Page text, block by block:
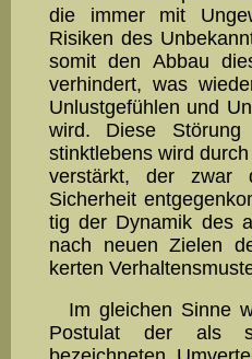
die immer mit
Risiken des
somit den Abbau
verhindert, was
Unlustgefühlen und
wird. Diese
stinktlebens wird
verstärkt, der zwar
Sicherheit
tig der Dynamik des
nach neuen Zielen
kerten
Im gleichen Sinne
Postulat der als